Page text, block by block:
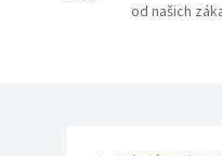
od našich